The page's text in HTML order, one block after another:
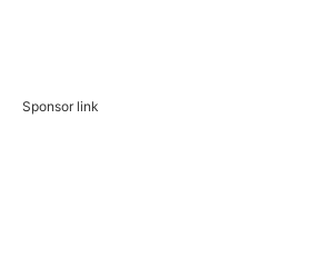
Sponsor link